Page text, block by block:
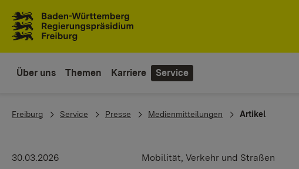
Über uns Themen Karriere Service
You are here:
Freiburg Service Presse Medienmitteilungen Artikel
30.03.2026
Mobilität, Verkehr und Straßen